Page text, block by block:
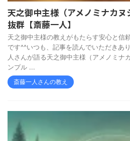
天之御中主様（アメノミナカ
抜群【斎藤一人】
天之御中主様の教えがもたらす安心と信
です^^いつも、記事を読んでいただきあ
人さんが語る天之御中主様（アメノミナ
ンプル ...
斎藤一人さんの教え